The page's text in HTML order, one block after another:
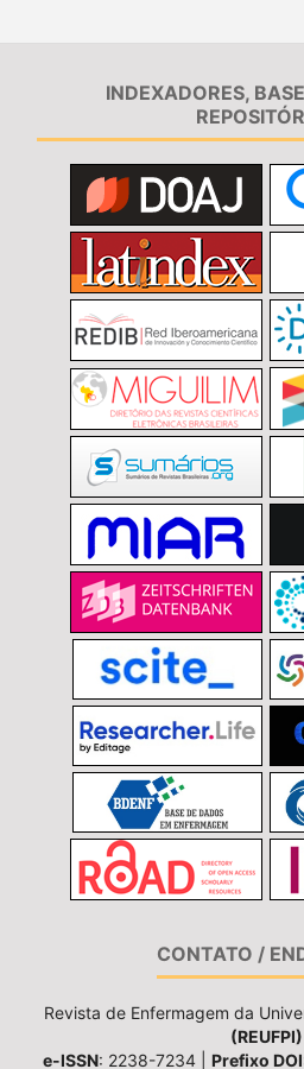
INDEXADORES,
CONTATO /
Revista de Enfermagem da
(REUFPI)
e-ISSN: 2238-7234 | Prefixo DOI